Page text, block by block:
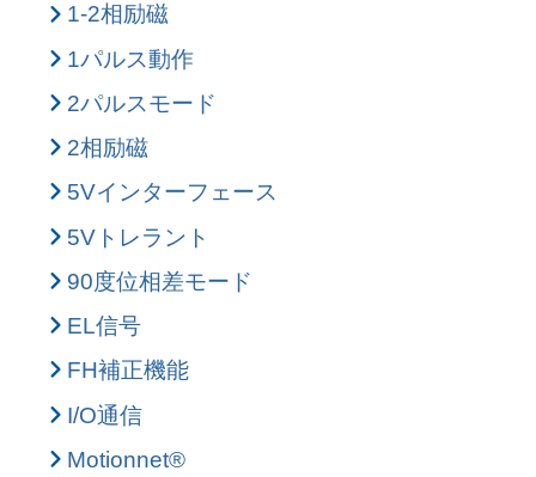
1-2相励磁
1パルス動作
2パルスモード
2相励磁
5Vインターフェース
5Vトレラント
90度位相差モード
EL信号
FH補正機能
I/O通信
Motionnet®